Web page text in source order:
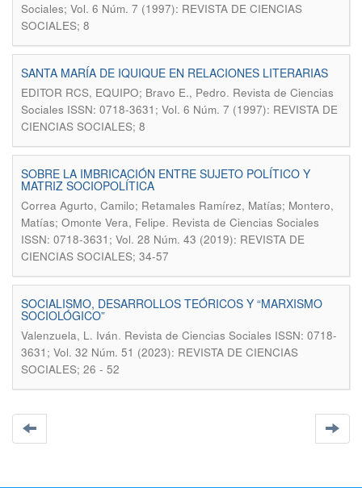
Sociales; Vol. 6 Núm. 7 (1997): REVISTA DE CIENCIAS
SOCIALES; 8
SANTA MARÍA DE IQUIQUE EN RELACIONES LITERARIAS
EDITOR RCS, EQUIPO; Bravo E., Pedro. Revista de Ciencias
Sociales ISSN: 0718-3631; Vol. 6 Núm. 7 (1997): REVISTA DE
CIENCIAS SOCIALES; 8
SOBRE LA IMBRICACIÓN ENTRE SUJETO POLÍTICO Y
MATRIZ SOCIOPOLÍTICA
Correa Agurto, Camilo; Retamales Ramírez, Matías; Montero,
Matías; Omonte Vera, Felipe. Revista de Ciencias Sociales
ISSN: 0718-3631; Vol. 28 Núm. 43 (2019): REVISTA DE
CIENCIAS SOCIALES; 34-57
SOCIALISMO, DESARROLLOS TEÓRICOS Y “MARXISMO
SOCIOLÓGICO”
Valenzuela, L. Iván. Revista de Ciencias Sociales ISSN: 0718-
3631; Vol. 32 Núm. 51 (2023): REVISTA DE CIENCIAS
SOCIALES; 26 - 52